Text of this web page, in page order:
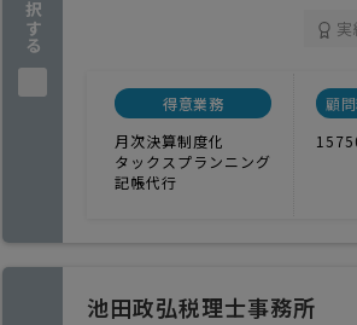
実
得意業務
月次決算制度化
タックスプランニング
記帳代行
顧
池田政弘税理士事務所